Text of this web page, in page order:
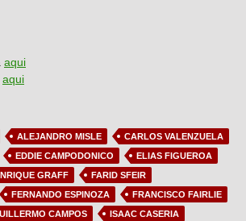
aqui
aqui
ALEJANDRO MISLE
CARLOS VALENZUELA
EDDIE CAMPODONICO
ELIAS FIGUEROA
GRAFF
FARID SFEIR
FERNANDO ESPINOZA
FRANCISCO FAIRLIE
CAMPOS
ISAAC CASERIA